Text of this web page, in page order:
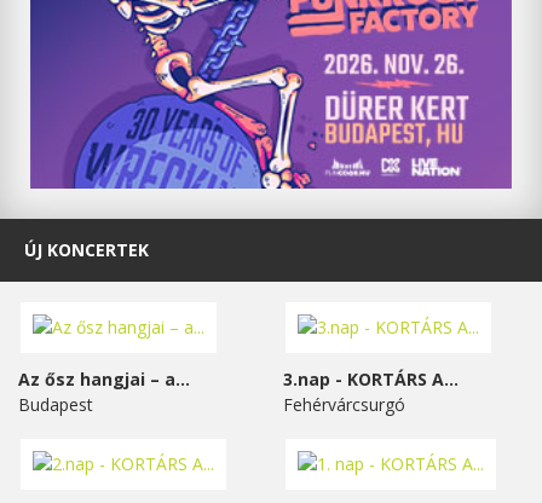
ÚJ KONCERTEK
Az ősz hangjai – a...
Budapest
3.nap - KORTÁRS A...
Fehérvárcsurgó